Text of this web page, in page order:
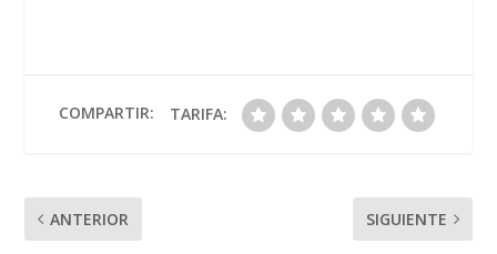
o
o
A
p
ar
ti
COMPARTIR: TARIFA:
ANTERIOR SIGUIENTE